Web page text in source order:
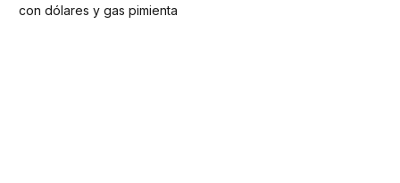
con dólares y gas pimienta